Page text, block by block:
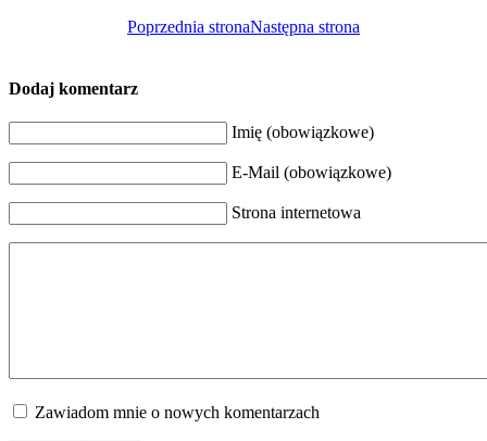
Poprzednia stronaNastępna strona
Dodaj komentarz
Imię (obowiązkowe)
E-Mail (obowiązkowe)
Strona internetowa
Zawiadom mnie o nowych komentarzach